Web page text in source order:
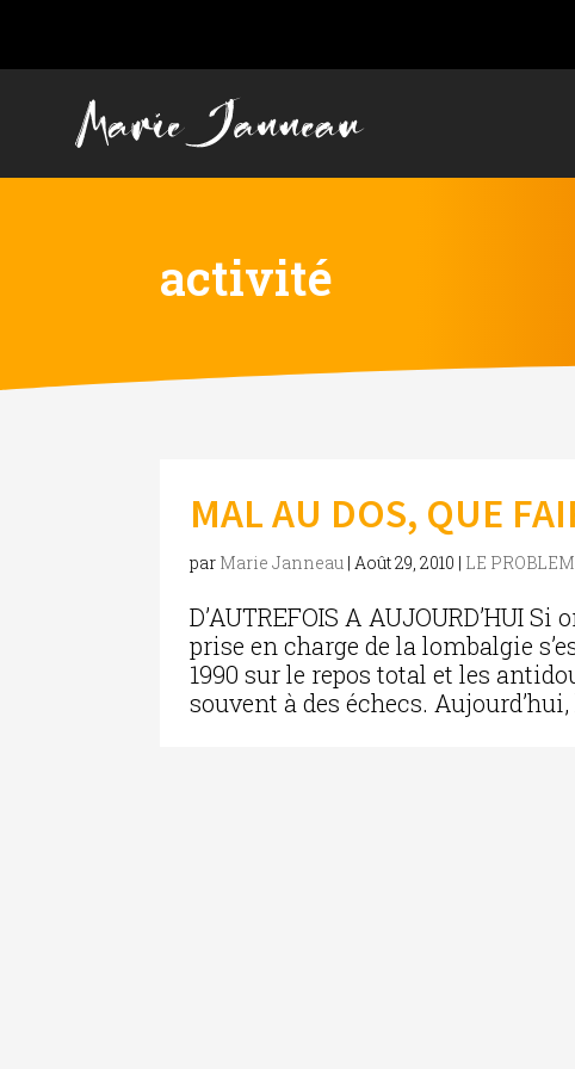
activité
MAL AU DOS, QUE
par Marie Janneau |Août 29, 2010 | LE
D’AUTREFOIS A AUJOURD’HUI
prise en charge de la lombalgie
1990 sur le repos total et les
souvent à des échecs.